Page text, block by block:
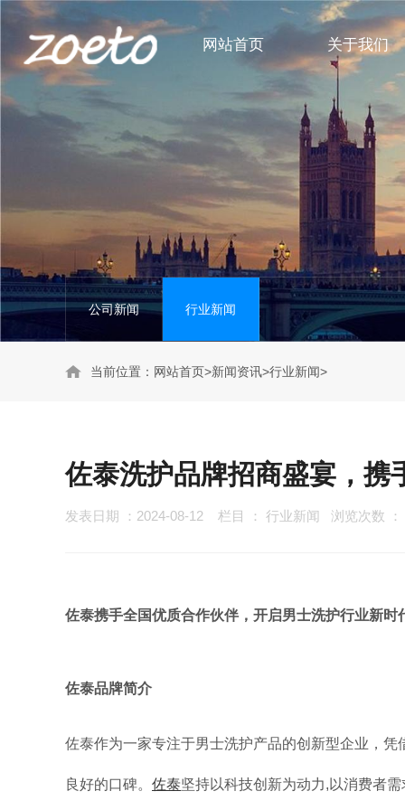
网站首页 关于我们
身体护理系列
头部护理系列
公司新闻
行业新闻
公司新闻 行业新闻
当前位置： 网站首页>新闻资讯>行业新闻>
佐泰洗护品牌招商盛宴，携
发表日期 ：2024-08-12 栏目 ： 行业新闻 浏览次数 ：
佐泰携手全国优质合作伙伴，开启男士洗护行业新时
佐泰品牌简介
佐泰作为一家专注于男士洗护产品的创新型企业，
良好的口碑。 佐泰坚持以科技创新为动力,以消费者